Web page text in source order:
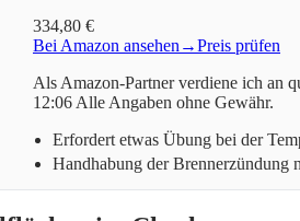
334,80 €
Bei Amazon ansehen →Preis prüfen
Als Amazon-Partner verdiene ich an
12:06 Alle Angaben ohne Gewähr.
Erfordert etwas Übung bei der
Handhabung der Brennerzündung